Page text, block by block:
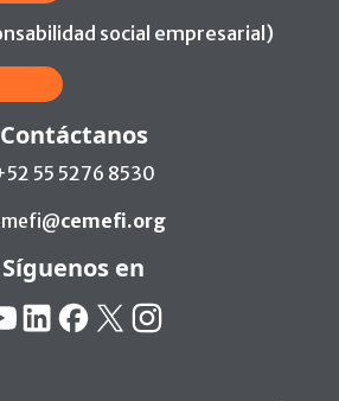
social empresarial)
Contáctanos
55 5276 8530
cemefi.org
Síguenos en
LinkedinFacebook
X Instagram